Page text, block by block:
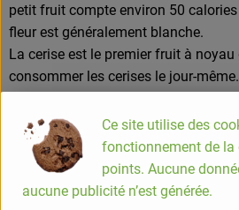
petit fruit compte environ 50
fleur est généralement blanche.
La cerise est le premier fruit à noyau
consommer les cerises le jour-même.
Utilisation
our préparer vos cerises, rien de
passer sous l’eau et de les sécher
Pour les dénoyauter sans
Ce site utilise des
fonctionnement de la
points. Aucune
aucune publicité n’est générée.